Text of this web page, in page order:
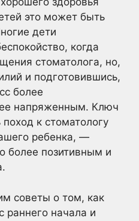
это может быть
дети
когда
стоматолога, но,
и подготовившись,
более
напряженным. Ключ
к стоматологу
ребенка, —
более позитивным и
советы о том, как
раннего начала и